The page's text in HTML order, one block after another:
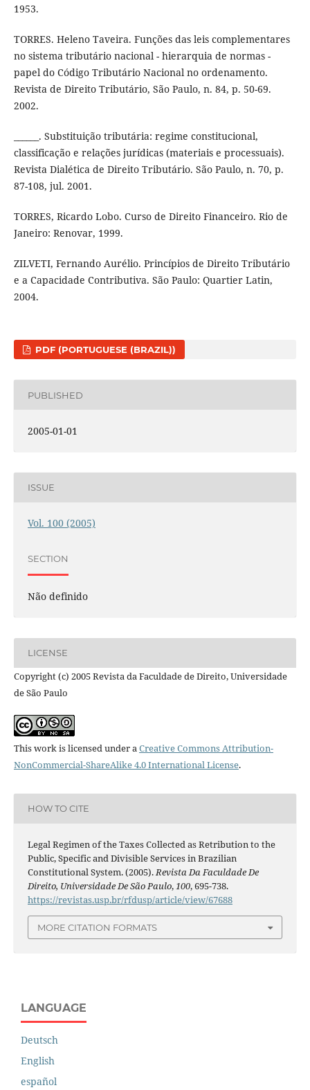
1953.
TORRES. Heleno Taveira. Funções das leis complementares
no sistema tributário nacional - hierarquia de normas -
papel do Código Tributário Nacional no ordenamento.
Revista de Direito Tributário, São Paulo, n. 84, p. 50-69.
2002.
______. Substituição tributária: regime constitucional,
classificação e relações jurídicas (materiais e processuais).
Revista Dialética de Direito Tributário. São Paulo, n. 70, p.
87-108, jul. 2001.
TORRES, Ricardo Lobo. Curso de Direito Financeiro. Rio de
Janeiro: Renovar, 1999.
ZILVETI, Fernando Aurélio. Princípios de Direito Tributário
e a Capacidade Contributiva. São Paulo: Quartier Latin,
2004.
PDF (PORTUGUESE (BRAZIL))
PUBLISHED
2005-01-01
ISSUE
Vol. 100 (2005)
SECTION
Não definido
LICENSE
Copyright (c) 2005 Revista da Faculdade de Direito, Universidade
de São Paulo
This work is licensed under a Creative Commons Attribution-
NonCommercial-ShareAlike 4.0 International License.
HOW TO CITE
Legal Regimen of the Taxes Collected as Retribution to the
Public, Specific and Divisible Services in Brazilian
Constitutional System. (2005).Revista Da Faculdade De
Direito, Universidade De São Paulo,100, 695-738.
https://revistas.usp.br/rfdusp/article/view/67688
MORE CITATION FORMATS
LANGUAGE
Deutsch
English
español